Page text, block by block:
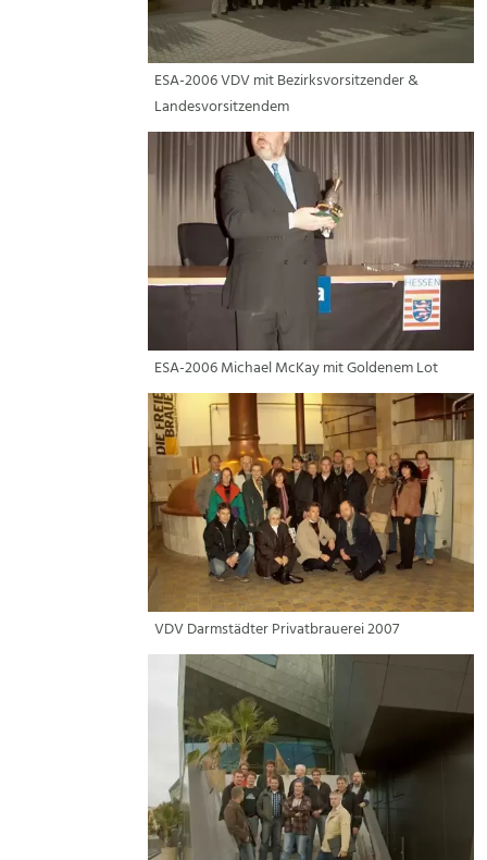
ESA-2006 VDV mit Bezirksvorsitzender &
Landesvorsitzendem
ESA-2006 Michael McKay mit Goldenem Lot
VDV Darmstädter Privatbrauerei 2007